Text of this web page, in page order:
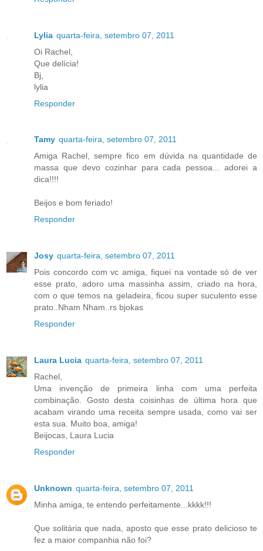
Lylia quarta-feira, setembro 07, 2011
Oi Rachel,
Que delícia!
Bj,
lylia
Responder
Tamy quarta-feira, setembro 07, 2011
Amiga Rachel, sempre fico em dúvida na quantidade de
massa que devo cozinhar para cada pessoa... adorei a
dica!!!!
Beijos e bom feriado!
Responder
Josy quarta-feira, setembro 07, 2011
Pois concordo com vc amiga, fiquei na vontade só de ver
esse prato, adoro uma massinha assim, criado na hora,
com o que temos na geladeira, ficou super suculento esse
prato..Nham Nham..rs bjokas
Responder
Laura Lucia quarta-feira, setembro 07, 2011
Rachel,
Uma invenção de primeira linha com uma perfeita
combinação. Gosto desta coisinhas de última hora que
acabam virando uma receita sempre usada, como vai ser
esta sua. Muito boa, amiga!
Beijocas, Laura Lucia
Responder
Unknown quarta-feira, setembro 07, 2011
Minha amiga, te entendo perfeitamente...kkkk!!!
Que solitária que nada, aposto que esse prato delicioso te
fez a maior companhia não foi?